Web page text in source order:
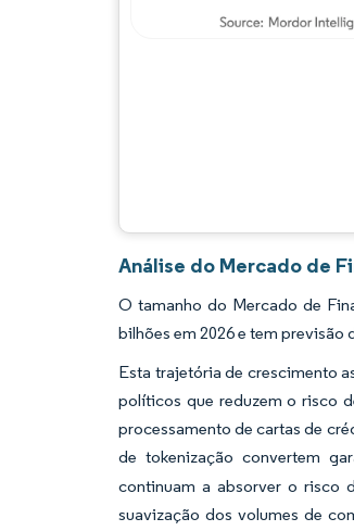
Análise do Mercado de
O tamanho do Mercado de
bilhões em 2026 e tem previsão
Esta trajetória de crescimento
políticos que reduzem o risco
processamento de cartas de
de tokenização convertem
continuam a absorver o risco
suavização dos volumes de